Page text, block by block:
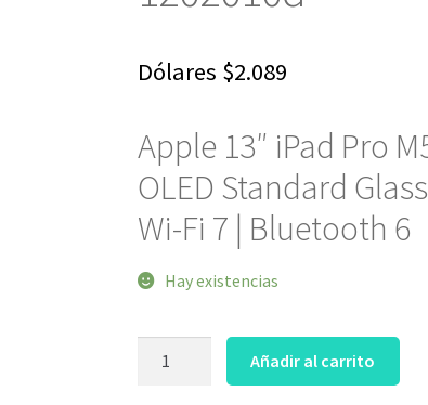
Dólares $2.089
Apple 13″ iPad Pro
OLED Standard Glass
Wi-Fi 7 | Bluetooth 6
Hay existencias
Añadir al carrito